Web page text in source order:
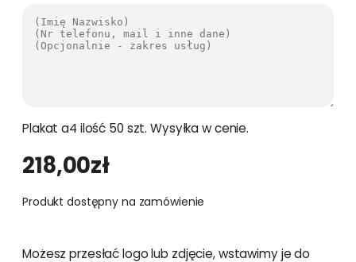
Plakat a4 ilość 50 szt. Wysyłka w cenie.
218,00zł
Produkt dostępny na zamówienie
Możesz przesłać logo lub zdjęcie, wstawimy je do